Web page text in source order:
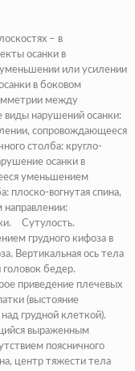
– в
осанки в
или усилении
в боковом
между
нарушений осанки:
сопровождающееся
столба: кругло-
осанки в
уменьшением
плоско-вогнутая спина,
направлении:
Сутулость.
грудного кифоза в
Вертикальная ось тела
бедер.
приведение плечевых
(выстояние
грудной клеткой).
выраженным
поясничного
центр тяжести тела